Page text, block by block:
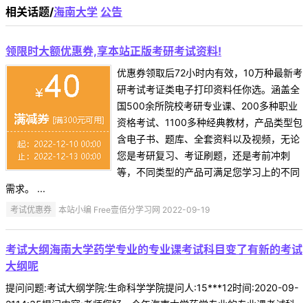
相关话题/海南大学 公告
领限时大额优惠券,享本站正版考研考试资料!
优惠券领取后72小时内有效，10万种最新考
研考试考证类电子打印资料任你选。涵盖全
国500余所院校考研专业课、200多种职业
资格考试、1100多种经典教材，产品类型包
含电子书、题库、全套资料以及视频，无论
您是考研复习、考证刷题，还是考前冲刺
等，不同类型的产品可满足您学习上的不同
需求。 ...
考试优惠券 本站小编 Free壹佰分学习网 2022-09-19
考试大纲海南大学药学专业的专业课考试科目变了有新的考试
大纲呢
提问问题:考试大纲学院:生命科学学院提问人:15***12时间:2020-09-